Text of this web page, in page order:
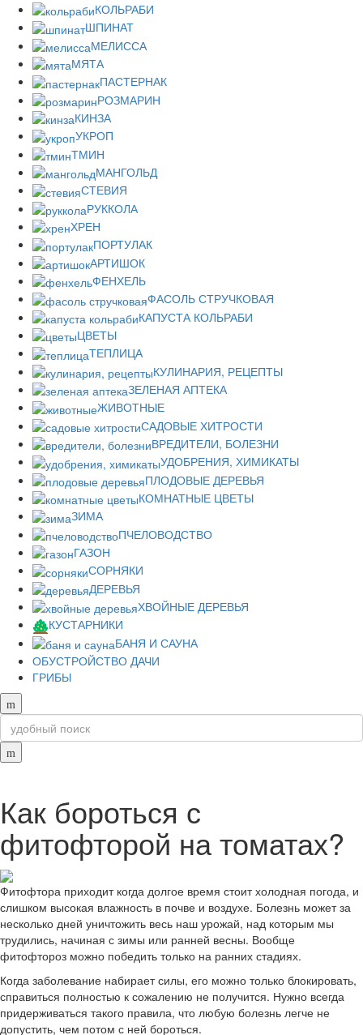
КОЛЬРАБИ
ШПИНАТ
МЕЛИССА
МЯТА
ПАСТЕРНАК
РОЗМАРИН
КИНЗА
УКРОП
ТМИН
МАНГОЛЬД
СТЕВИЯ
РУККОЛА
ХРЕН
ПОРТУЛАК
АРТИШОК
ФЕНХЕЛЬ
ФАСОЛЬ СТРУЧКОВАЯ
КАПУСТА КОЛЬРАБИ
ЦВЕТЫ
ТЕПЛИЦА
КУЛИНАРИЯ, РЕЦЕПТЫ
ЗЕЛЕНАЯ АПТЕКА
ЖИВОТНЫЕ
САДОВЫЕ ХИТРОСТИ
ВРЕДИТЕЛИ, БОЛЕЗНИ
УДОБРЕНИЯ, ХИМИКАТЫ
ПЛОДОВЫЕ ДЕРЕВЬЯ
КОМНАТНЫЕ ЦВЕТЫ
ЗИМА
ПЧЕЛОВОДСТВО
ГАЗОН
СОРНЯКИ
ДЕРЕВЬЯ
ХВОЙНЫЕ ДЕРЕВЬЯ
КУСТАРНИКИ
БАНЯ И САУНА
ОБУСТРОЙСТВО ДАЧИ
ГРИБЫ
Как бороться с
фитофторой на томатах?
Фитофтора приходит когда долгое время стоит холодная погода, и
слишком высокая влажность в почве и воздухе. Болезнь может за
несколько дней уничтожить весь наш урожай, над которым мы
трудились, начиная с зимы или ранней весны. Вообще
фитофтороз можно победить только на ранних стадиях.
Когда заболевание набирает силы, его можно только блокировать,
справиться полностью к сожалению не получится. Нужно всегда
придерживаться такого правила, что любую болезнь легче не
допустить, чем потом с ней бороться.